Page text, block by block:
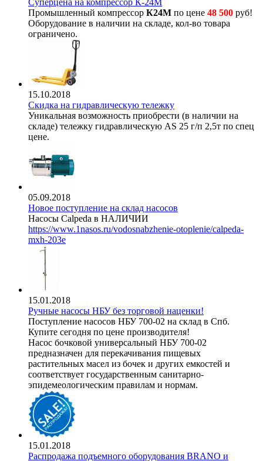
Суперцена на компрессор К-24М
Промышленный компрессор К24М по цене 48 500 руб!
Оборудование в наличии на складе, кол-во товара
ограничено.
15.10.2018
Скидка на гидравлическую тележку
Уникальная возможность приобрести (в наличии на
складе) тележку гидравлическую AS 25 г/п 2,5т по спец
цене.
05.09.2018
Новое поступление на склад насосов
Насосы Calpeda в НАЛИЧИИ
https://www.1nasos.ru/vodosnabzhenie-otoplenie/calpeda-
mxh-203e
15.01.2018
Ручные насосы НБУ без торговой наценки!
Поступление насосов НБУ 700-02 на склад в Спб.
Купите сегодня по цене производителя!
Насос бочковой универсальный НБУ 700-02
предназначен для перекачивания пищевых
растительных масел из бочек и других емкостей и
соответствует государственным санитарно-
эпидемеологическим правилам и нормам.
15.01.2018
Распродажа подъемного оборудования BRANO и